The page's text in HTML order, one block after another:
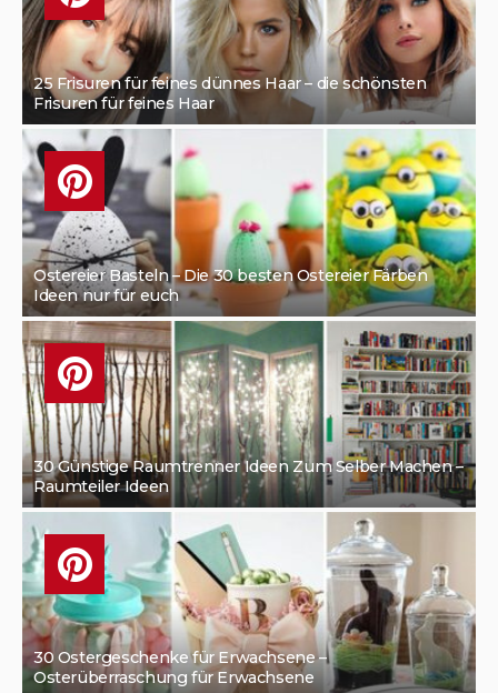
25 Frisuren für feines dünnes Haar – die schönsten
Frisuren für feines Haar
Ostereier Basteln – Die 30 besten Ostereier Färben
Ideen nur für euch
30 Günstige Raumtrenner Ideen Zum Selber Machen –
Raumteiler Ideen
30 Ostergeschenke für Erwachsene –
Osterüberraschung für Erwachsene